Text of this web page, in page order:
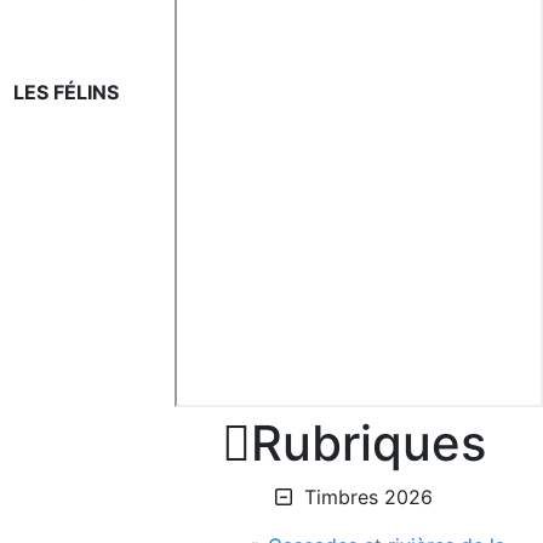
LES FÉLINS
Rubriques
Timbres 2026